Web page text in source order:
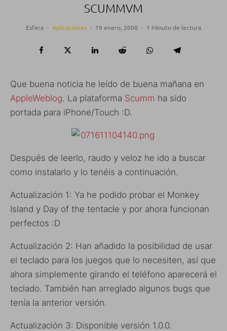
SCUMMVM
Esfera · Aplicaciones · 19 enero, 2008 · 1 Minuto de lectura
Que buena noticia he leído de buena mañana en
AppleWeblog. La plataforma Scumm ha sido
portada para iPhone/Touch :D.
Después de leerlo, raudo y veloz he ido a buscar
como instalarlo y lo tenéis a continuación.
Actualización 1: Ya he podido probar el Monkey
Island y Day of the tentacle y por ahora funcionan
perfectos :D
Actualización 2: Han añadido la posibilidad de usar
el teclado para los juegos que lo necesiten, así que
ahora simplemente girando el teléfono aparecerá el
teclado. También han arreglado algunos bugs que
tenía la anterior versión.
Actualización 3: Disponible versión 1.0.0.